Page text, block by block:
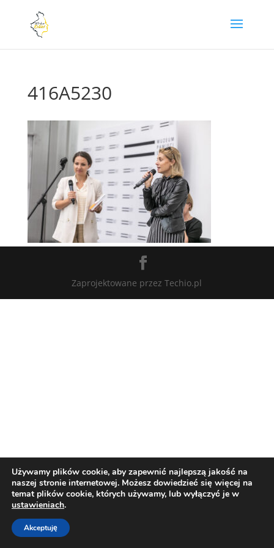
416A5230
Zaprojektowane przez Techio.pl
Używamy plików cookie, aby zapewnić najlepszą jakość na
naszej stronie internetowej. Możesz dowiedzieć się więcej na
temat plików cookie, których używamy, lub wyłączyć je w
ustawieniach.
Akceptuję